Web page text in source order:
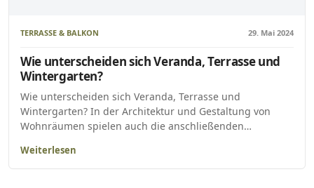
TERRASSE & BALKON 29. Mai 2024
Wie unterscheiden sich Veranda, Terrasse und
Wintergarten?
Wie unterscheiden sich Veranda, Terrasse und
Wintergarten? In der Architektur und Gestaltung von
Wohnräumen spielen auch die anschließenden…
Weiterlesen